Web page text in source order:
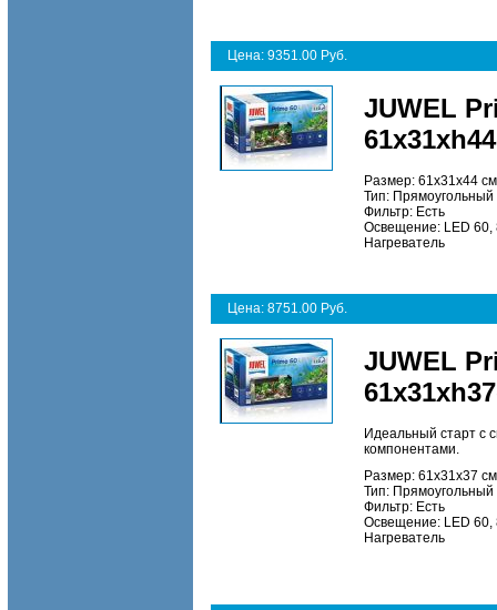
Цена: 9351.00 Руб.
JUWEL
Размер: 61х31х44
Тип: Прямоугольный
Фильтр: Есть
Освещение: LED 60,
Нагреватель
Цена: 8751.00 Руб.
JUWEL
Идеальный старт с
компонентами.
Размер: 61х31х37
Тип: Прямоугольный
Фильтр: Есть
Освещение: LED 60,
Нагреватель